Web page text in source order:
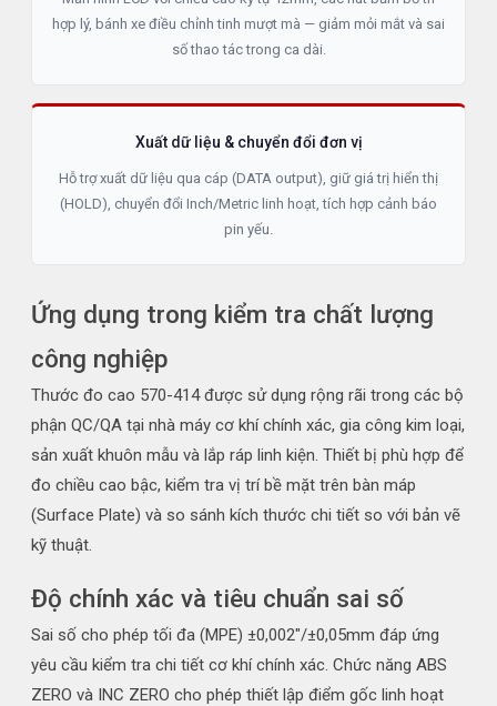
hợp lý, bánh xe điều chỉnh tinh mượt mà — giảm mỏi mắt và sai
số thao tác trong ca dài.
Xuất dữ liệu & chuyển đổi đơn vị
Hỗ trợ xuất dữ liệu qua cáp (DATA output), giữ giá trị hiển thị
(HOLD), chuyển đổi Inch/Metric linh hoạt, tích hợp cảnh báo
pin yếu.
Ứng dụng trong kiểm tra chất lượng
công nghiệp
Thước đo cao 570-414 được sử dụng rộng rãi trong các bộ
phận QC/QA tại nhà máy cơ khí chính xác, gia công kim loại,
sản xuất khuôn mẫu và lắp ráp linh kiện. Thiết bị phù hợp để
đo chiều cao bậc, kiểm tra vị trí bề mặt trên bàn máp
(Surface Plate) và so sánh kích thước chi tiết so với bản vẽ
kỹ thuật.
Độ chính xác và tiêu chuẩn sai số
Sai số cho phép tối đa (MPE) ±0,002"/±0,05mm đáp ứng
yêu cầu kiểm tra chi tiết cơ khí chính xác. Chức năng ABS
ZERO và INC ZERO cho phép thiết lập điểm gốc linh hoạt